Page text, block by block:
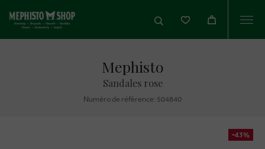
Mephisto
Sandales rose
Numéro de réfèrence: 504840
-43%